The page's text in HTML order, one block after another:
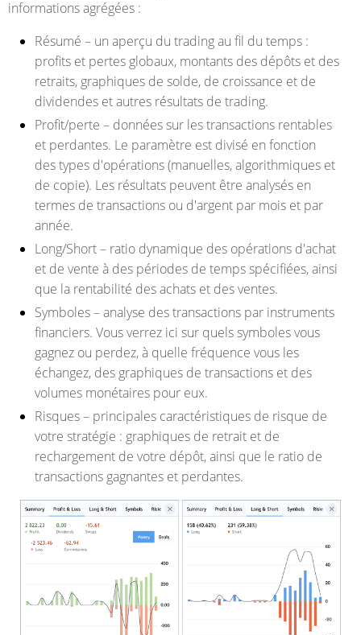
informations agrégées :
Résumé – un aperçu du trading au fil du temps :
profits et pertes globaux, montants des dépôts et des
retraits, graphiques de solde, de croissance et de
dividendes et autres résultats de trading.
Profit/perte – données sur les transactions rentables
et perdantes. Le paramètre est divisé en fonction
des types d'opérations (manuelles, algorithmiques et
de copie). Les résultats peuvent être analysés en
termes de transactions ou d'argent par mois et par
année.
Long/Short – ratio dynamique des opérations d'achat
et de vente à des périodes de temps spécifiées, ainsi
que la rentabilité des achats et des ventes.
Symboles – analyse des transactions par instruments
financiers. Vous verrez ici sur quels symboles vous
gagnez ou perdez, à quelle fréquence vous les
échangez, des graphiques de transactions et des
volumes monétaires pour eux.
Risques – principales caractéristiques de risque de
votre stratégie : graphiques de retrait et de
rechargement de votre dépôt, ainsi que le ratio de
transactions gagnantes et perdantes.